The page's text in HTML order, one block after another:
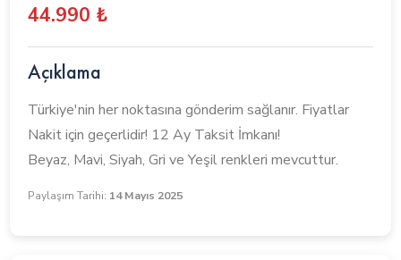
44.990 ₺
Açıklama
Türkiye'nin her noktasına gönderim sağlanır. Fiyatlar
Nakit için geçerlidir! 12 Ay Taksit İmkanı!
Beyaz, Mavi, Siyah, Gri ve Yeşil renkleri mevcuttur.
Paylaşım Tarihi: 14 Mayıs 2025